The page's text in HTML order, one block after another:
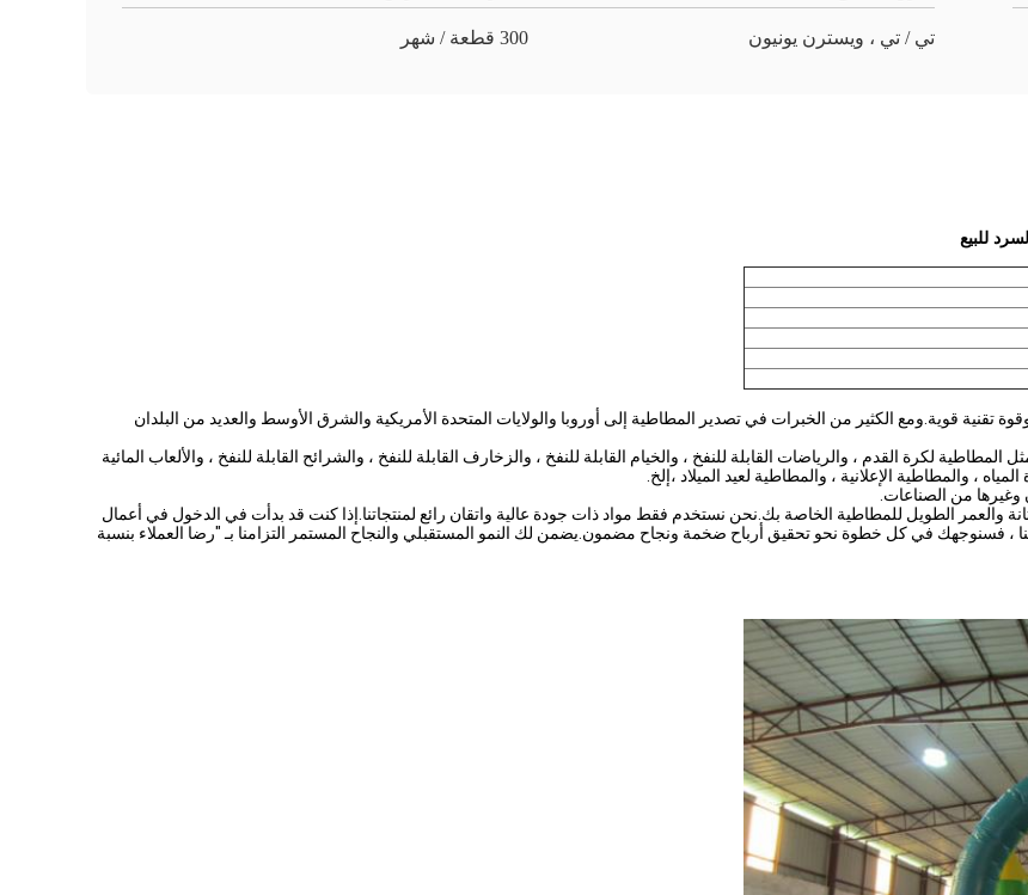
تي / تي ، ويسترن يونيون 300 قطعة / شهر
للبيع
قوية.ومع الكثير من الخبرات في تصدير المطاطية إلى أوروبا والولايات المتحدة الأمريكية والشرق الأوسط والعديد من البلدان
لكرة القدم ، والرياضات القابلة للنفخ ، والخيام القابلة للنفخ ، والزخارف القابلة للنفخ ، والشرائح القابلة للنفخ ، والألعاب المائية
، والمطاطية الإعلانية ، والمطاطية لعيد الميلاد ،إلخ.
وغيرها من الصناعات.
والعمر الطويل للمطاطية الخاصة بك.نحن نستخدم فقط مواد ذات جودة عالية واتقان رائع لمنتجاتنا.إذا كنت قد بدأت في الدخول في أعمال
، فسنوجهك في كل خطوة نحو تحقيق أرباح ضخمة ونجاح مضمون.يضمن لك النمو المستقبلي والنجاح المستمر التزامنا بـ "رضا العملاء بنسبة